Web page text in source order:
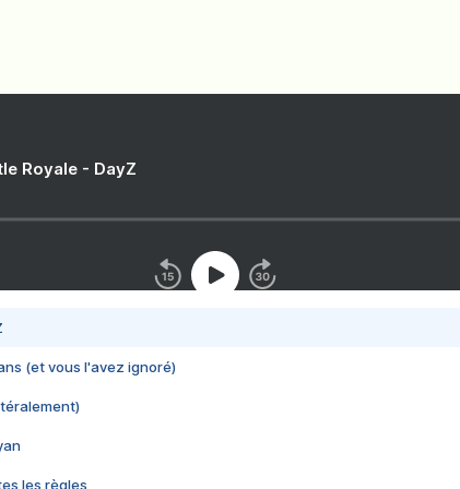
Royale - DayZ
(et vous l'avez ignoré)
les règles